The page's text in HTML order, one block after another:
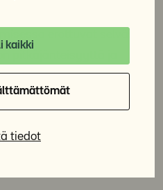
kaikki
tiedot
Yhteiskunta, joka
oma koti, tarvitsee näitä